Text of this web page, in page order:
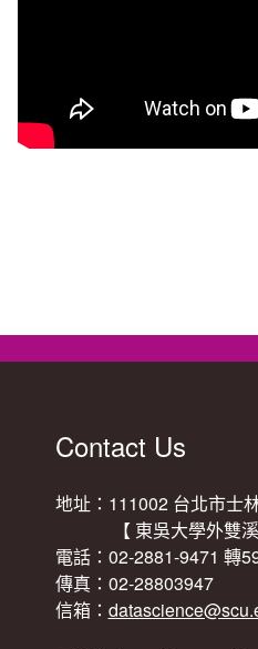
Contact Us
地址：111002 台北市士
【 東吳大學外雙
電話：02-2881-9471 轉
傳真：02-28803947
信箱：